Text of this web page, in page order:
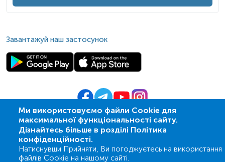
Ми використовуємо файли Cookie для
максимальної функціональності сайту.
Дізнайтесь більше в розділі Політика
конфіденційності.
Натиснувши Прийняти, Ви погоджуєтесь на використання
файлів Cookie на нашому сайті.
Завантажуй наш застосунок
© 2009- 2026 | ПСМЛ «Ескулаб»